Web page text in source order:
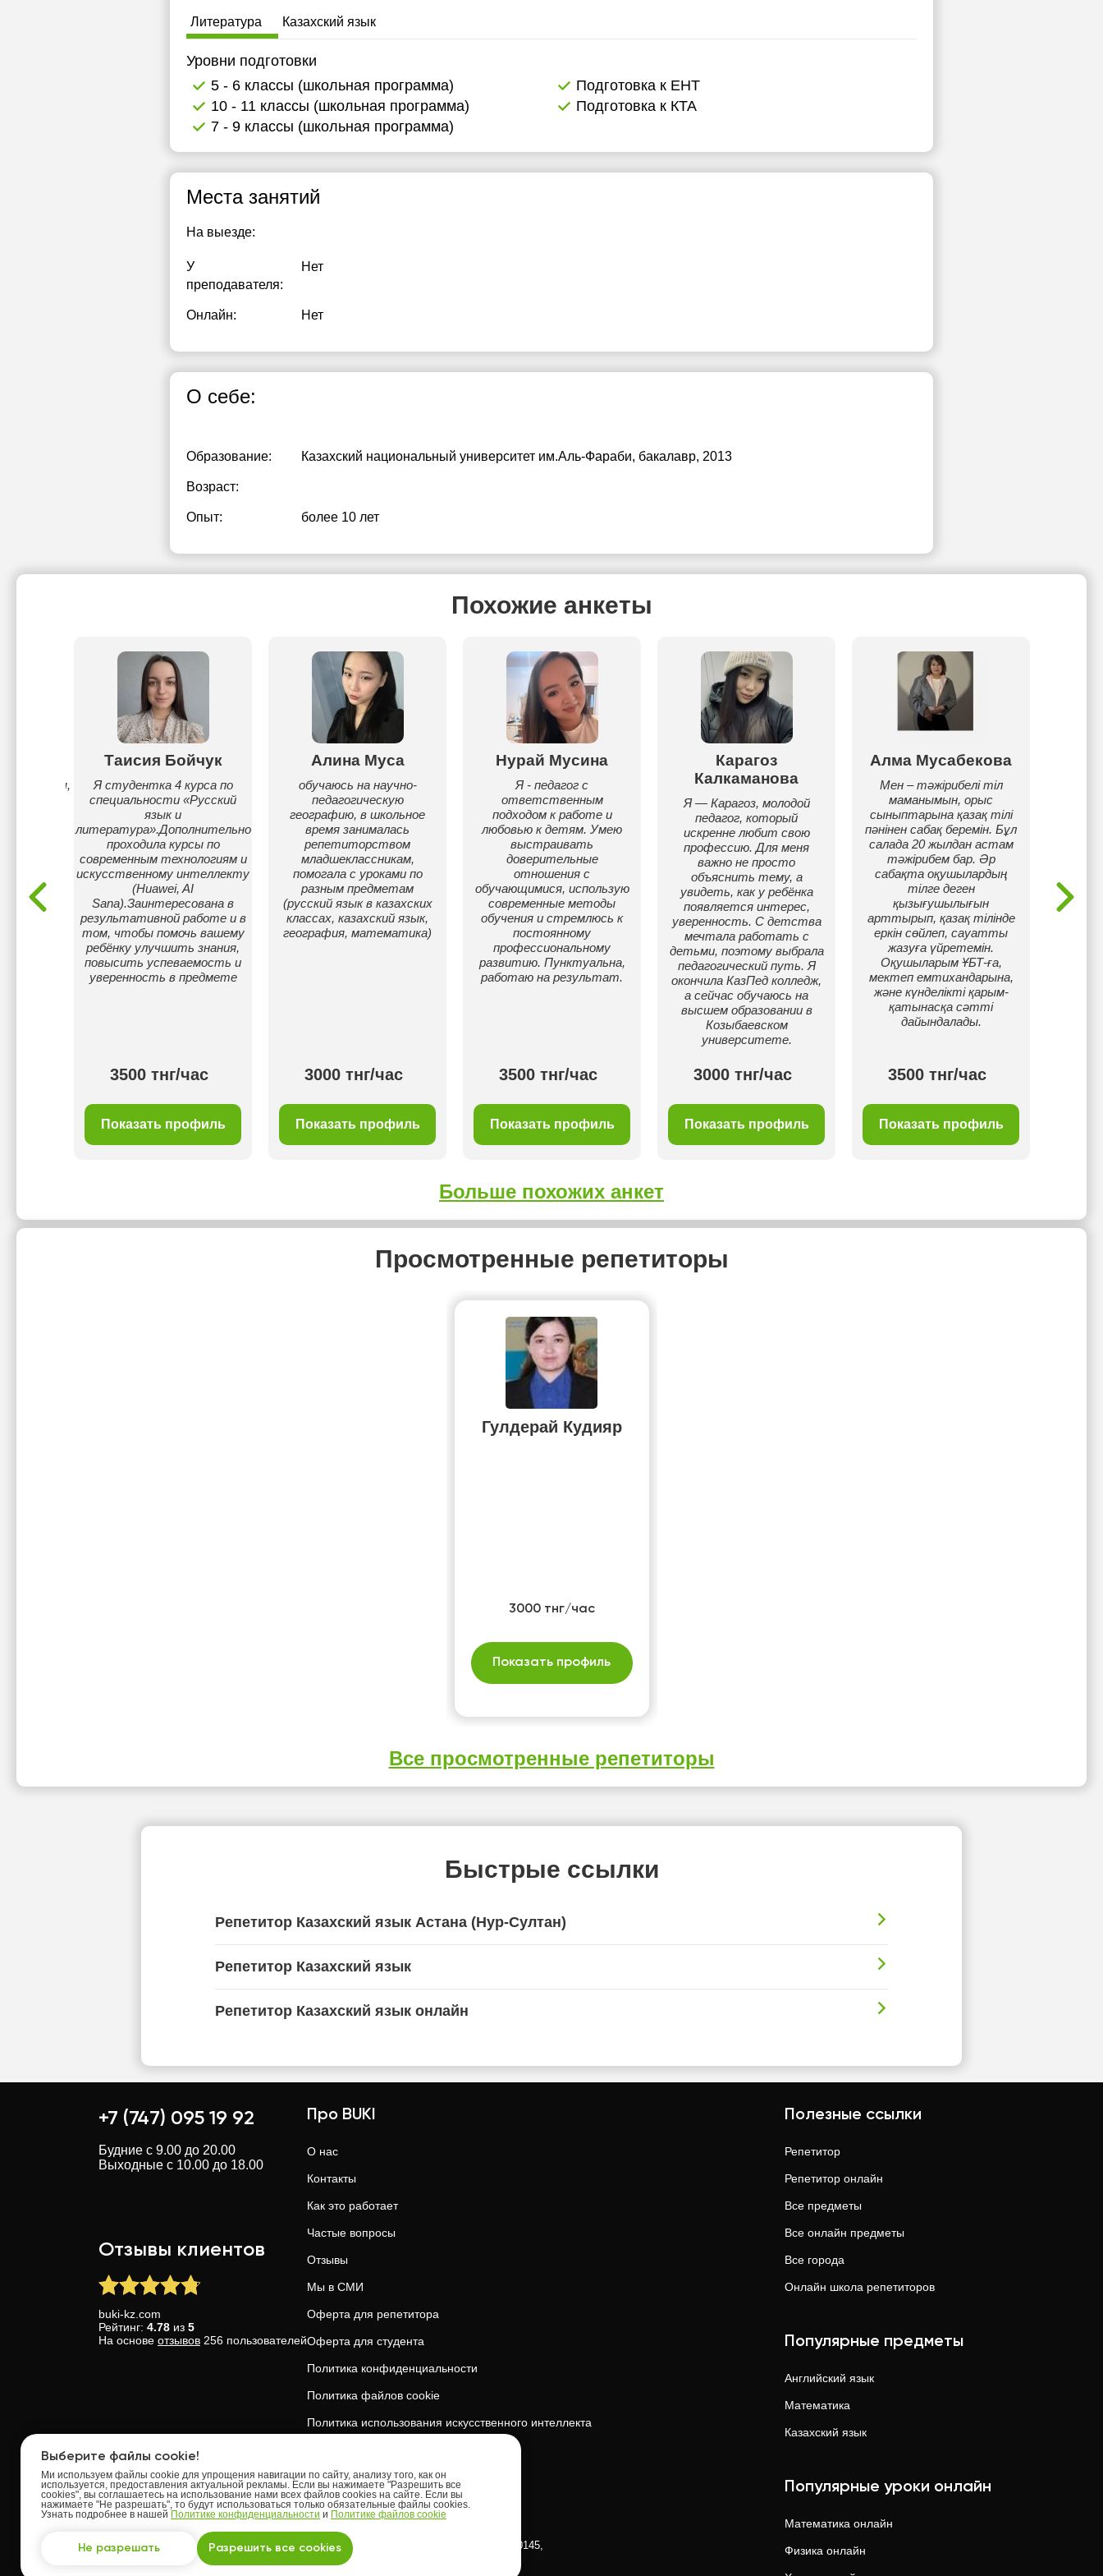
Литература Казахский язык
Уровни подготовки
5 - 6 классы (школьная программа)
Подготовка к ЕНТ
10 - 11 классы (школьная программа)
Подготовка к КТА
7 - 9 классы (школьная программа)
Места занятий
На выезде:
У
преподавателя:
Нет
Онлайн: Нет
О себе:
Образование: Казахский национальный университет им.Аль-Фараби, бакалавр, 2013
Возраст:
Опыт: более 10 лет
Похожие анкеты
Таисия Бойчук
Я студентка 4 курса по
специальности «Русский
язык и
литература».Дополнительно
проходила курсы по
современным технологиям и
искусственному интеллекту
(Huawei, AI
Sana).Заинтересована в
результативной работе и в
том, чтобы помочь вашему
ребёнку улучшить знания,
повысить успеваемость и
уверенность в предмете
3500 тнг/час
Показать профиль
Алина Муса
обучаюсь на научно-
педагогическую
географию, в школьное
время занималась
репетиторством
младшеклассникам,
помогала с уроками по
разным предметам
(русский язык в казахских
классах, казахский язык,
география, математика)
3000 тнг/час
Показать профиль
Нурай Мусина
Я - педагог с
ответственным
подходом к работе и
любовью к детям. Умею
выстраивать
доверительные
отношения с
обучающимися, использую
современные методы
обучения и стремлюсь к
постоянному
профессиональному
развитию. Пунктуальна,
работаю на результат.
3500 тнг/час
Показать профиль
Карагоз
Калкаманова
Я — Карагоз, молодой
педагог, который
искренне любит свою
профессию. Для меня
важно не просто
объяснить тему, а
увидеть, как у ребёнка
появляется интерес,
уверенность. С детства
мечтала работать с
детьми, поэтому выбрала
педагогический путь. Я
окончила КазПед колледж,
а сейчас обучаюсь на
высшем образовании в
Козыбаевском
университете.
3000 тнг/час
Показать профиль
Алма Мусабекова
Мен – тәжірибелі тіл
маманымын, орыс
сыныптарына қазақ тілі
пәнінен сабақ беремін. Бұл
салада 20 жылдан астам
тәжірибем бар. Әр
сабақта оқушылардың
тілге деген
қызығушылығын
арттырып, қазақ тілінде
еркін сөйлеп, сауатты
жазуға үйретемін.
Оқушыларым ҰБТ-ға,
мектеп емтихандарына,
және күнделікті қарым-
қатынасқа сәтті
дайындалады.
3500 тнг/час
Показать профиль
Больше похожих анкет
Просмотренные репетиторы
Гулдерай Кудияр
3000 тнг/час
Показать профиль
Все просмотренные репетиторы
Быстрые ссылки
Репетитор Казахский язык Астана (Нур-Султан)
Репетитор Казахский язык
Репетитор Казахский язык онлайн
+7 (747) 095 19 92
Будние с 9.00 до 20.00
Выходные с 10.00 до 18.00
Отзывы клиентов
buki-kz.com
Рейтинг: 4.78 из 5
На основе отзывов 256 пользователей
Про BUKI
О нас
Контакты
Как это работает
Частые вопросы
Отзывы
Мы в СМИ
Оферта для репетитора
Оферта для студента
Политика конфиденциальности
Политика файлов cookie
Политика использования искусственного интеллекта
Upskills OU
Tallinn, Kesklinna linnaosa, Tornimäe tn 5, 10145,
Полезные ссылки
Репетитор
Репетитор онлайн
Все предметы
Все онлайн предметы
Все города
Онлайн школа репетиторов
Популярные предметы
Английский язык
Математика
Казахский язык
Популярные уроки онлайн
Математика онлайн
Физика онлайн
Выберите файлы cookie!
Ми используем файлы cookie для упрощения навигации по сайту, анализу того, как он
используется, предоставления актуальной рекламы. Если вы нажимаете "Разрешить все
cookies", вы соглашаетесь на использование нами всех файлов cookies на сайте. Если вы
нажимаете "Не разрешать", то будут использоваться только обязательные файлы cookies.
Узнать подробнее в нашей Политике конфиденциальности и Политике файлов cookie
Разрешить все cookies
Не разрешать